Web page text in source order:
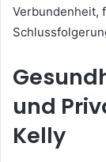
Verbundenheit,
und
Kelly